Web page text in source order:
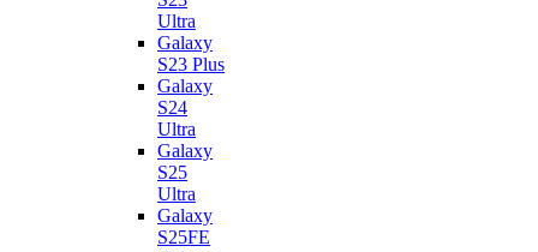
Ultra
Galaxy
S23 Plus
Galaxy
S24
Ultra
Galaxy
S25
Ultra
Galaxy
S25FE